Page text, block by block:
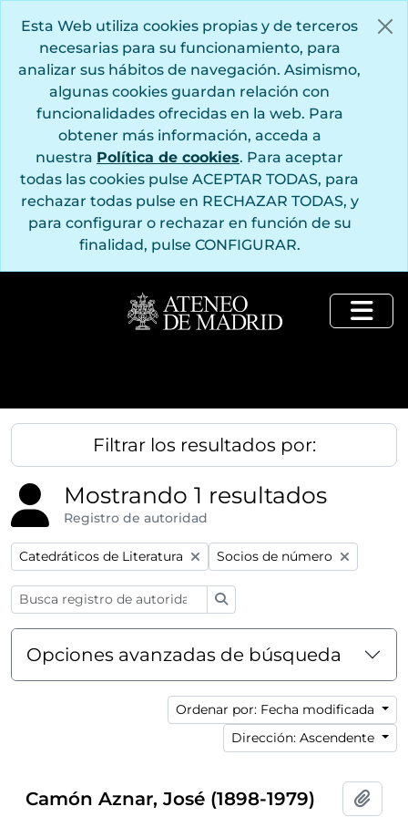
Esta Web utiliza cookies propias y de terceros
necesarias para su funcionamiento, para
analizar sus hábitos de navegación. Asimismo,
algunas cookies guardan relación con
funcionalidades ofrecidas en la web. Para
obtener más información, acceda a
nuestra Política de cookies. Para aceptar
todas las cookies pulse ACEPTAR TODAS, para
rechazar todas pulse en RECHAZAR TODAS, y
para configurar o rechazar en función de su
finalidad, pulse CONFIGURAR.
Filtrar los resultados por:
Mostrando 1 resultados
Registro de autoridad
Remove filter:
Catedráticos de Literatura Remove filter:
Socios de número
Opciones avanzadas de búsqueda
Ordenar por: Fecha modificada
Dirección: Ascendente
Camón Aznar, José (1898-1979)